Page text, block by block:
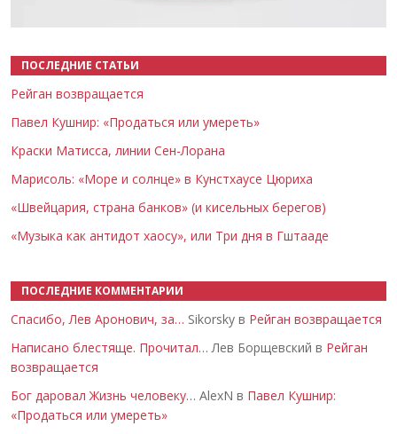
ПОСЛЕДНИЕ СТАТЬИ
Рейган возвращается
Павел Кушнир: «Продаться или умереть»
Краски Матисса, линии Сен-Лорана
Марисоль: «Море и солнце» в Кунстхаусе Цюриха
«Швейцария, страна банков» (и кисельных берегов)
«Музыка как антидот хаосу», или Три дня в Гштааде
ПОСЛЕДНИЕ КОММЕНТАРИИ
Спасибо, Лев Аронович, за… Sikorsky в Рейган возвращается
Написано блестяще. Прочитал… Лев Борщевский в Рейган
возвращается
Бог даровал Жизнь человеку… AlexN в Павел Кушнир:
«Продаться или умереть»